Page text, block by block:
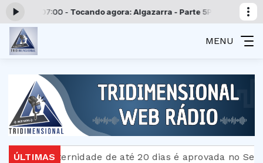
07:00 - Tocando agora: Algazarra - Parte 5Programação
MENU
ÚLTIMAS
paternidade de até 20 dias é aprovada no Senado